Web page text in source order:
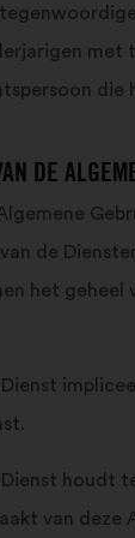
met
die
DE
de
het
Dienst houdt
van deze